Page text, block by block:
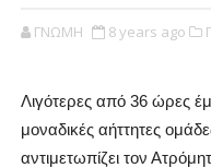
ΓΝΩΜΗ 8 years ago
Λιγότερες από 36 ώρες
μοναδικές αήττητες
αντιμετωπίζει τον